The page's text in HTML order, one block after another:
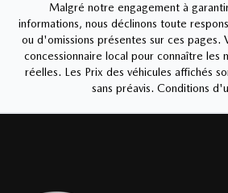
Malgré notre engagement à
informations, nous déclinons toute
ou d'omissions présentes sur ces pages.
concessionnaire local pour connaître les
réelles. Les Prix des véhicules affichés
sans préavis. Conditions